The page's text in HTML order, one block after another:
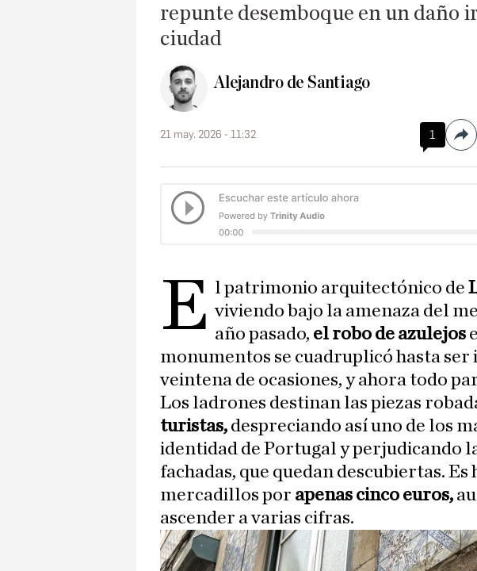
repunte desemboque en un daño
ciudad
Alejandro de Santiago
21 may. 2026 - 11:32 1
E l patrimonio arquitectónico de
viviendo bajo la amenaza del
año pasado, el robo de azulejos
monumentos se cuadruplicó hasta ser
veintena de ocasiones, y ahora todo
Los ladrones destinan las piezas
turistas, despreciando así uno de los
identidad de Portugal y perjudicando
fachadas, que quedan descubiertas.
mercadillos por apenas cinco euros,
ascender a varias cifras.